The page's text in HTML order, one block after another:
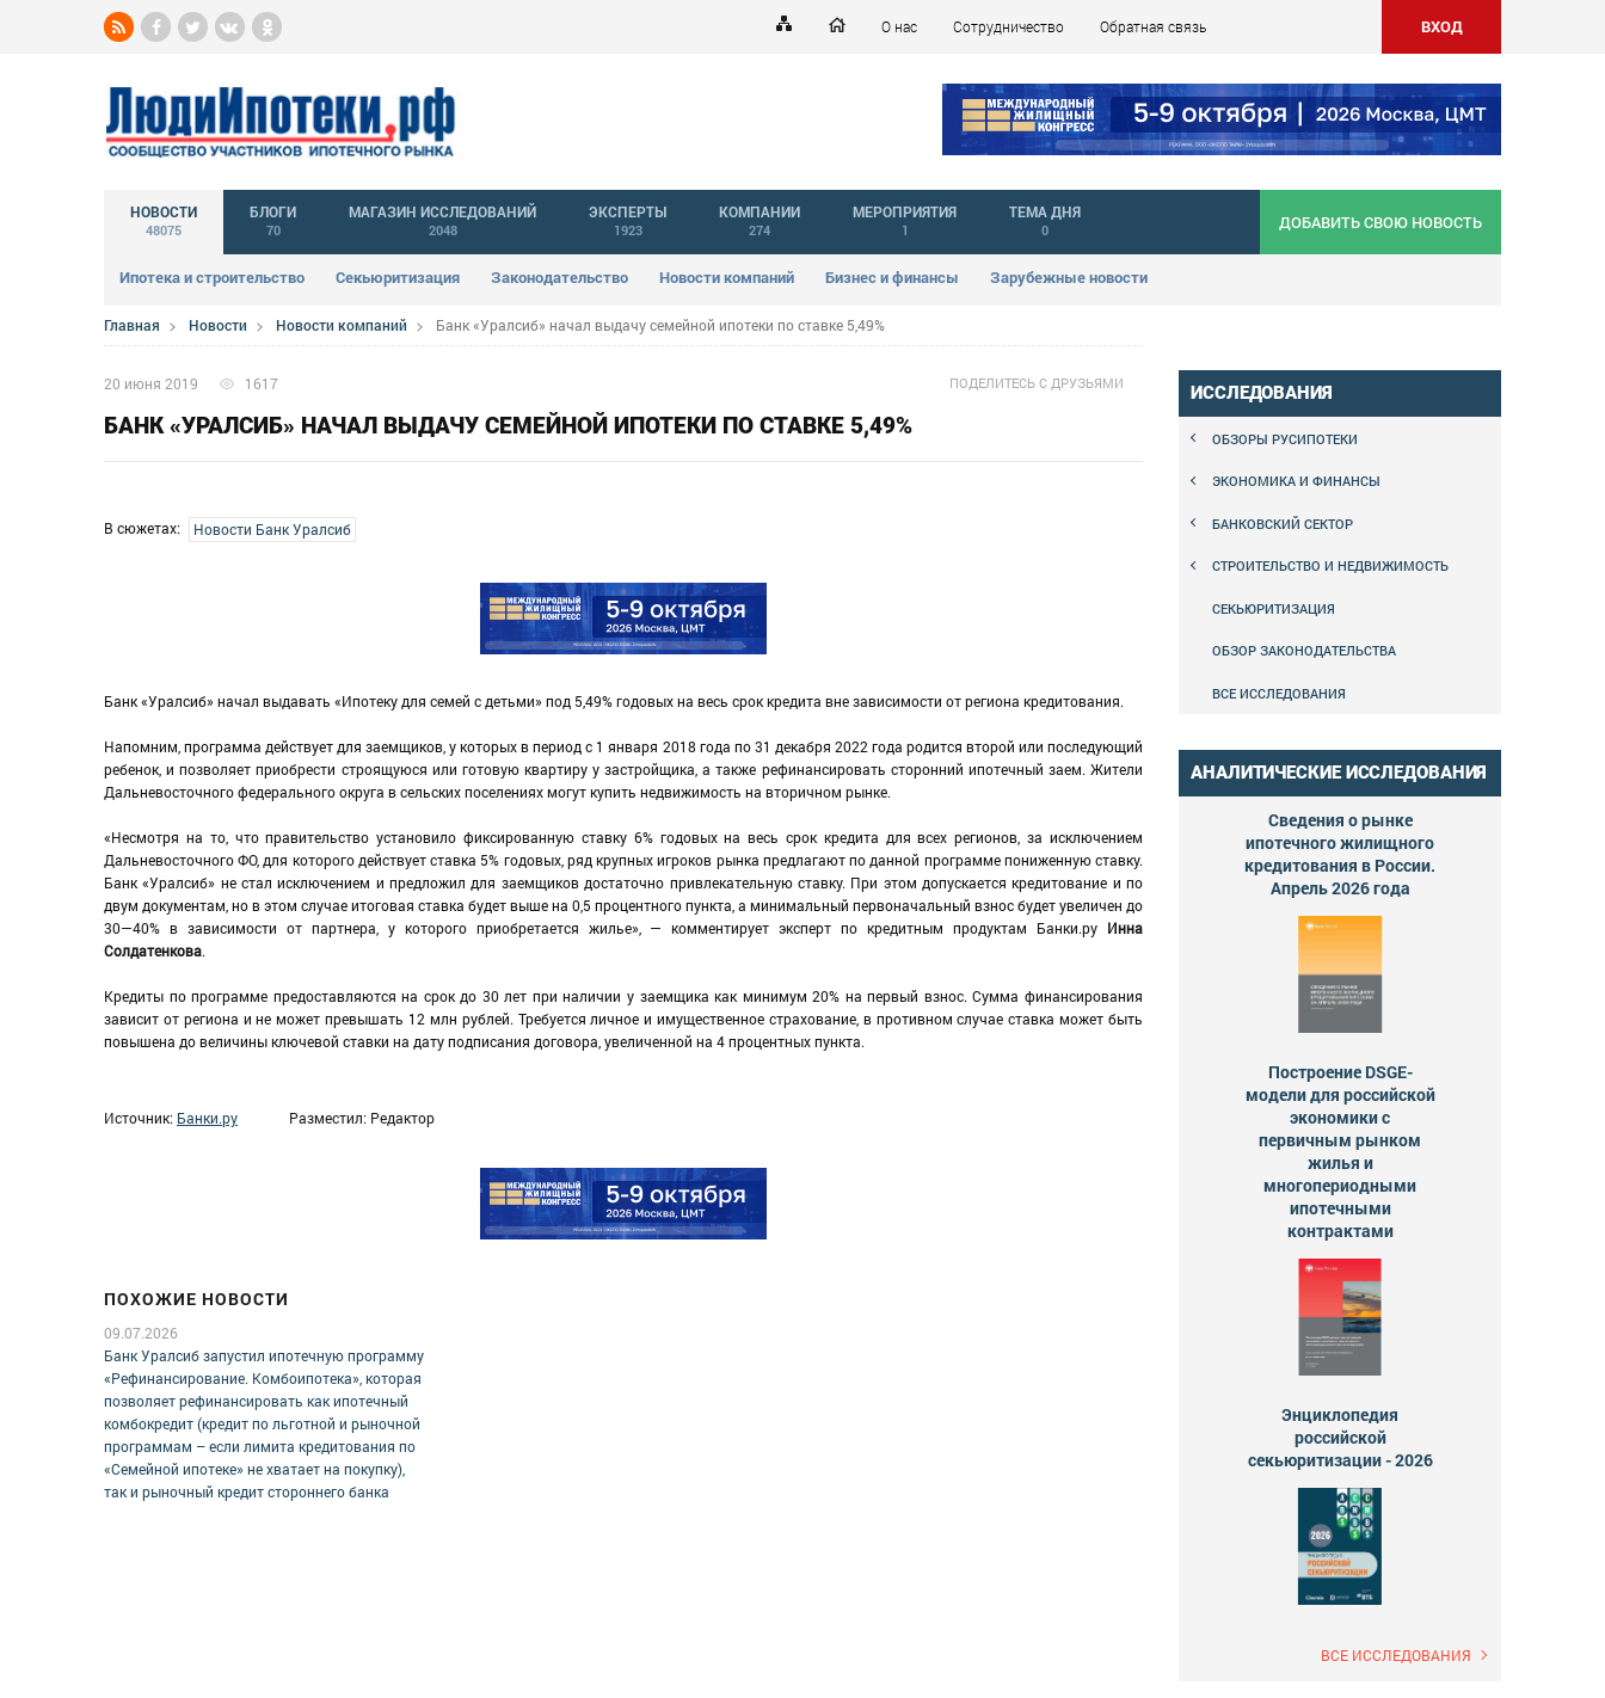
О нас Сотрудничество Обратная связь ВХОД
НОВОСТИ
48075
Ипотека и строительство Секьюритизация Законодательство Новости компаний Бизнес и финансы Зарубежные новости
БЛОГИ
70
МАГАЗИН ИССЛЕДОВАНИЙ
2048
ЭКСПЕРТЫ
1923
КОМПАНИИ
274
МЕРОПРИЯТИЯ
1
ТЕМА ДНЯ
0 ДОБАВИТЬ СВОЮ НОВОСТЬ
Главная Новости Новости компаний Банк «Уралсиб» начал выдачу семейной ипотеки по ставке 5,49%
20 июня 2019 1617 ПОДЕЛИТЕСЬ С ДРУЗЬЯМИ
БАНК «УРАЛСИБ» НАЧАЛ ВЫДАЧУ СЕМЕЙНОЙ ИПОТЕКИ ПО СТАВКЕ 5,49%
В сюжетах: Новости Банк Уралсиб
Банк «Уралсиб» начал выдавать «Ипотеку для семей с детьми» под 5,49% годовых на весь срок кредита вне зависимости от региона кредитования.
Напомним, программа действует для заемщиков, у которых в период с 1 января 2018 года по 31 декабря 2022 года родится второй или последующий
ребенок, и позволяет приобрести строящуюся или готовую квартиру у застройщика, а также рефинансировать сторонний ипотечный заем. Жители
Дальневосточного федерального округа в сельских поселениях могут купить недвижимость на вторичном рынке.
«Несмотря на то, что правительство установило фиксированную ставку 6% годовых на весь срок кредита для всех регионов, за исключением
Дальневосточного ФО, для которого действует ставка 5% годовых, ряд крупных игроков рынка предлагают по данной программе пониженную ставку.
Банк «Уралсиб» не стал исключением и предложил для заемщиков достаточно привлекательную ставку. При этом допускается кредитование и по
двум документам, но в этом случае итоговая ставка будет выше на 0,5 процентного пункта, а минимальный первоначальный взнос будет увеличен до
30—40% в зависимости от партнера, у которого приобретается жилье», — комментирует эксперт по кредитным продуктам Банки.ру Инна
Солдатенкова.
Кредиты по программе предоставляются на срок до 30 лет при наличии у заемщика как минимум 20% на первый взнос. Сумма финансирования
зависит от региона и не может превышать 12 млн рублей. Требуется личное и имущественное страхование, в противном случае ставка может быть
повышена до величины ключевой ставки на дату подписания договора, увеличенной на 4 процентных пункта.
Источник: Банки.ру Разместил: Редактор
ПОХОЖИЕ НОВОСТИ
09.07.2026
Банк Уралсиб запустил ипотечную программу
«Рефинансирование. Комбоипотека», которая
позволяет рефинансировать как ипотечный
комбокредит (кредит по льготной и рыночной
программам – если лимита кредитования по
«Семейной ипотеке» не хватает на покупку),
так и рыночный кредит стороннего банка
ИССЛЕДОВАНИЯ
ОБЗОРЫ РУСИПОТЕКИ
ЭКОНОМИКА И ФИНАНСЫ
БАНКОВСКИЙ СЕКТОР
СТРОИТЕЛЬСТВО И НЕДВИЖИМОСТЬ
СЕКЬЮРИТИЗАЦИЯ
ОБЗОР ЗАКОНОДАТЕЛЬСТВА
ВСЕ ИССЛЕДОВАНИЯ
АНАЛИТИЧЕСКИЕ ИССЛЕДОВАНИЯ
Сведения о рынке
ипотечного жилищного
кредитования в России.
Апрель 2026 года
Построение DSGE-
модели для российской
экономики с
первичным рынком
жилья и
многопериодными
ипотечными
контрактами
Энциклопедия
российской
секьюритизации - 2026
ВСЕ ИССЛЕДОВАНИЯ